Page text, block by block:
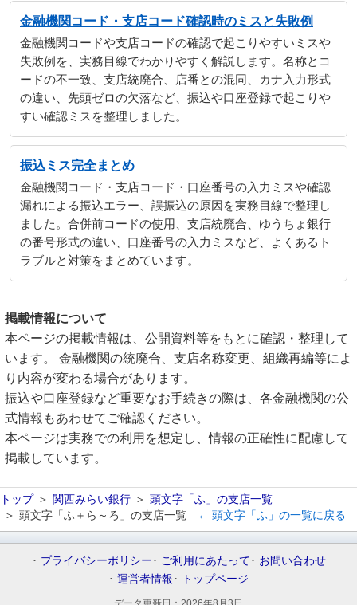
金融機関コード・支店コード確認時のミスと失敗例
金融機関コードや支店コードの確認で起こりやすいミスや
失敗例を、実務目線でわかりやすく解説します。名称とコ
ードの不一致、支店統廃合、店番との混同、カナ入力形式
の違い、先頭ゼロの欠落など、振込や口座登録で起こりや
すい確認ミスを整理しました。
振込ミス完全まとめ
金融機関コード・支店コード・口座番号の入力ミスや確認
漏れによる振込エラー、誤振込の原因を実務目線で整理し
ました。合併前コードの使用、支店統廃合、ゆうちょ銀行
の番号形式の違い、口座番号の入力ミスなど、よくあるト
ラブルと対策をまとめています。
掲載情報について
本ページの掲載情報は、公開資料等をもとに確認・整理して
います。 金融機関の統廃合、支店名称変更、組織再編等によ
り内容が変わる場合があります。
振込や口座登録など重要なお手続きの際は、各金融機関の公
式情報もあわせてご確認ください。
本ページは実務での利用を想定し、情報の正確性に配慮して
掲載しています。
トップ 関西みらい銀行
頭文字「ふ」の支店一覧
頭文字「ふ＋ら～ろ」の支店一覧
← 頭文字「ふ」の一覧に戻る
プライバシーポリシー ご利用にあたって
お問い合わせ
運営者情報
トップページ